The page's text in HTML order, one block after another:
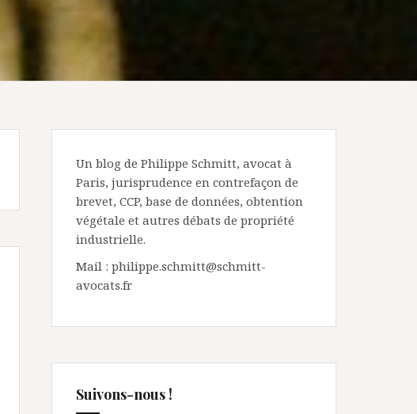
Un blog de Philippe Schmitt, avocat à
Paris, jurisprudence en contrefaçon de
brevet, CCP, base de données, obtention
végétale et autres débats de propriété
industrielle.
Mail : philippe.schmitt@schmitt-
avocats.fr
Suivons-nous !